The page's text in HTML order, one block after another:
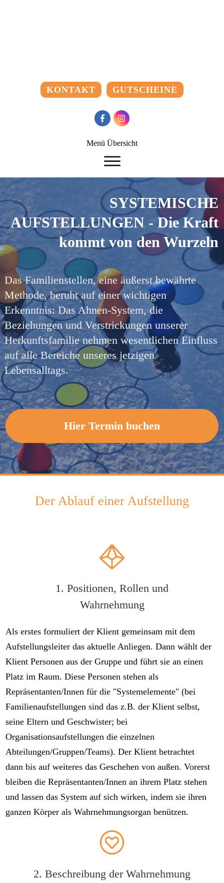
KONTAKT GUTSCHEINE
SYSTEMISCHE
AUFSTELLUNGEN - Die Kraft
kommt von den Wurzeln
Das Familienstellen, eine äußerst bewährte
Methode, beruht auf einer wichtigen
Erkenntnis: Das Ahnen-System, die
Beziehungen und Verstrickungen unserer
Herkunftsfamilie nehmen wesentlichen Einfluss
auf alle Bereiche unseres jetzigen
Lebensalltags.
Hier Termin buchen
Der Ablauf einer Aufstellung
1. Positionen, Rollen und
Wahrnehmung
Als erstes formuliert der Klient gemeinsam mit dem
Aufstellungsleiter das aktuelle Anliegen. Dann wählt der
Klient Personen aus der Gruppe und führt sie an einen
Platz im Raum. Diese Personen stehen als
Repräsentanten/Innen für die "Systemelemente" (bei
Familienaufstellungen sind das z.B. der Klient selbst,
seine Eltern und Geschwister; bei
Organisationsaufstellungen die einzelnen
Abteilungen/Gruppen/Teams). Der Klient betrachtet
dann bis auf weiteres das Geschehen von außen. Vorerst
bleiben die Repräsentanten/Innen an ihrem Platz stehen
und lassen das System auf sich wirken, indem sie ihren
ganzen Körper als Wahrnehmungsorgan benützen.
2. Beschreibung der Wahrnehmung